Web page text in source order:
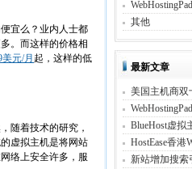
宜么？业内人士都
。而这样的价格相
元/月 起，这样的低
随着技术的研究，
虚拟主机是将网站
络上安全许多，服
其他
最新文章
美国主机商双
BlueHost虚拟
HostEase香港
新站增加搜索